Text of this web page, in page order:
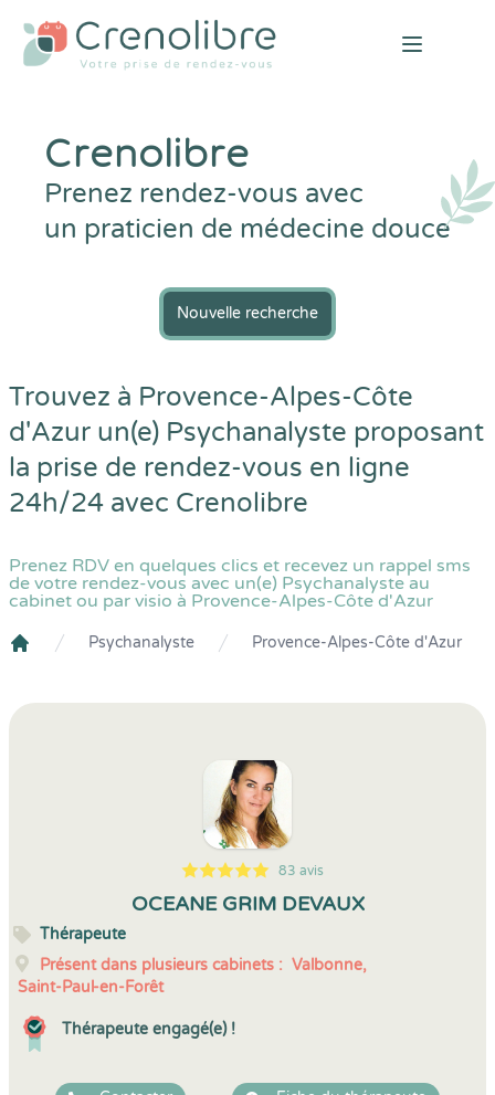
Open
Crenolibre
Prenez rendez-vous avec
un praticien de médecine douce
Nouvelle recherche
Trouvez à Provence-Alpes-Côte
d'Azur un(e) Psychanalyste proposant
la prise de rendez-vous en ligne
24h/24 avec Crenolibre
Prenez RDV en quelques clics et recevez un rappel sms
de votre rendez-vous avec un(e) Psychanalyste au
cabinet ou par visio à Provence-Alpes-Côte d'Azur
Psychanalyste Provence-Alpes-Côte d'Azur
5
1
5
83 83 avis
OCEANE GRIM DEVAUX
Thérapeute
Présent dans plusieurs cabinets : Valbonne,
Saint-Paul-en-Forêt
Thérapeute engagé(e) !